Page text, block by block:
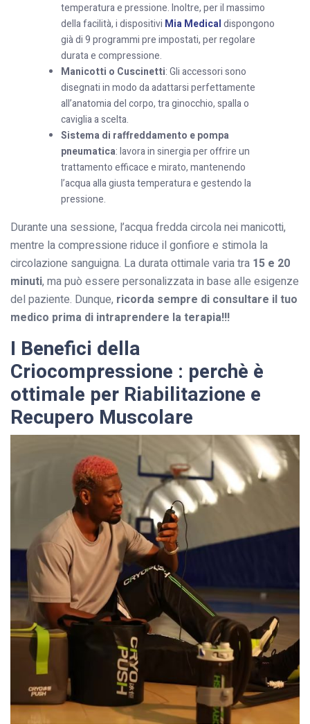
temperatura e pressione. Inoltre, per il massimo
della facilità, i dispositivi Mia Medicaldispongono
già di 9 programmi pre impostati, per regolare
durata e compressione.
Manicotti o Cuscinetti: Gli accessori sono
disegnati in modo da adattarsi perfettamente
all’anatomia del corpo, tra ginocchio, spalla o
caviglia a scelta.
Sistema di raffreddamento e pompa
pneumatica: lavora in sinergia per offrire un
trattamento efficace e mirato, mantenendo
l’acqua alla giusta temperatura e gestendo la
pressione.
Durante una sessione, l’acqua fredda circola nei manicotti,
mentre la compressione riduce il gonfiore e stimola la
circolazione sanguigna. La durata ottimale varia tra 15 e 20
minuti, ma può essere personalizzata in base alle esigenze
del paziente. Dunque, ricorda sempre di consultare il tuo
medico prima di intraprendere la terapia!!!
I Benefici della
Criocompressione : perchè è
ottimale per Riabilitazione e
Recupero Muscolare